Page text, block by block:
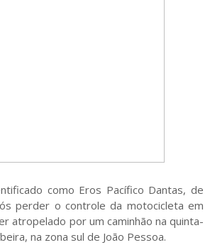
como Eros Pacífico Dantas, de
perder o controle da motocicleta em
atropelado por um caminhão na quinta-
na zona sul de João Pessoa.